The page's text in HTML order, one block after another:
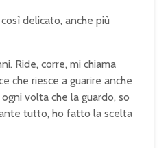
delicato, anche più
Ride, corre, mi chiama
che riesce a guarire anche
volta che la guardo, so
tutto, ho fatto la scelta